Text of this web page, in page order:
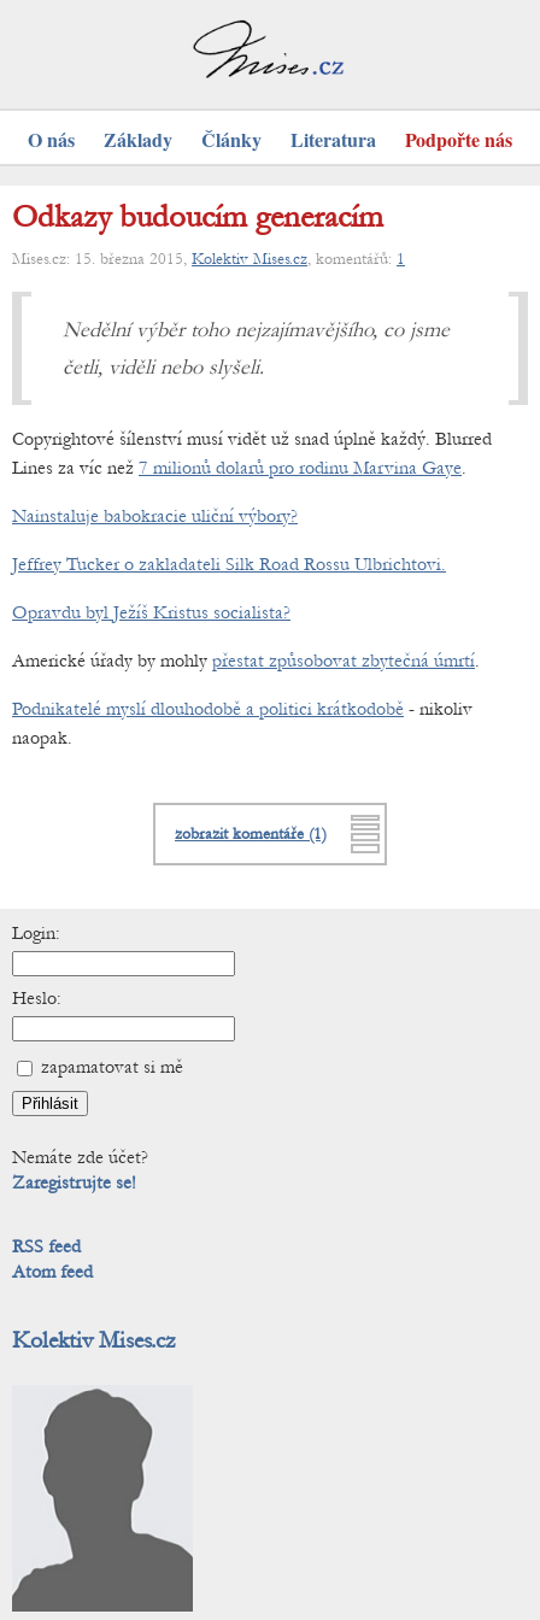
O nás Základy Články Literatura Podpořte nás
Odkazy budoucím generacím
Mises.cz: 15. března 2015, Kolektiv Mises.cz, komentářů: 1
Nedělní výběr toho nejzajímavějšího, co jsme
četli, viděli nebo slyšeli.
Copyrightové šílenství musí vidět už snad úplně každý. Blurred
Lines za víc než 7 milionů dolarů pro rodinu Marvina Gaye.
Nainstaluje babokracie uliční výbory?
Jeffrey Tucker o zakladateli Silk Road Rossu Ulbrichtovi.
Opravdu byl Ježíš Kristus socialista?
Americké úřady by mohly přestat způsobovat zbytečná úmrtí.
Podnikatelé myslí dlouhodobě a politici krátkodobě - nikoliv
naopak.
zobrazit komentáře (1)
Login:
Heslo:
zapamatovat si mě
Nemáte zde účet?
Zaregistrujte se!
RSS feed
Atom feed
Kolektiv Mises.cz